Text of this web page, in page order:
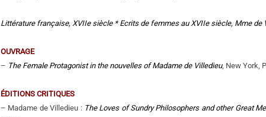
Littérature française, XVIIe siècle * Ecrits de femmes au XVIIe siècle, Mme de
OUVRAGE
– The Female Protagonist in the nouvelles of Madame de Villedieu, New York,
ÉDITIONS CRITIQUES
– Madame de Villedieu : The Loves of Sundry Philosophers and other Great